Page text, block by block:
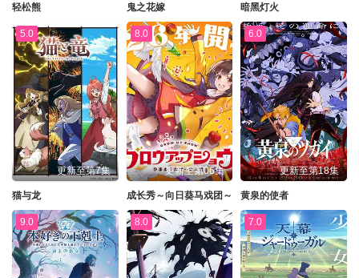
轻松熊 鬼之花嫁 暗黑灯火
5.0
更新至第7集
猫与龙
8.0
更新至第06集
成长秀～向日葵马戏团～
6.0
更新至第18集
黄泉的使者
9.0 8.0 7.0